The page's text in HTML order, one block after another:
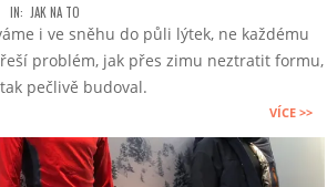
IN: JAK NA TO
i ve sněhu do půli lýtek, ne každému
problém, jak přes zimu neztratit formu,
pečlivě budoval.
VÍCE >>